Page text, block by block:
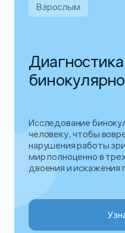
Взрослым
Исследование
человеку, чтобы
нарушения работы
мир полноценно в
двоения и искажения